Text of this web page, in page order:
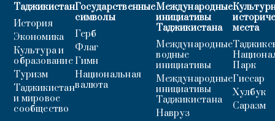
Таджикистан
История
Экономика
Культура и
образование
Туризм
Таджикистан
и мировое
сообщество
Государственные
символы
Герб
Флаг
Гимн
Национальная
валюта
Международные
инициативы
Таджикистана
Международные
водные
инициативы
Международные
инициативы
Таджикистана
Навруз
места
Парк
Гиссар
Хулбук
Саразм